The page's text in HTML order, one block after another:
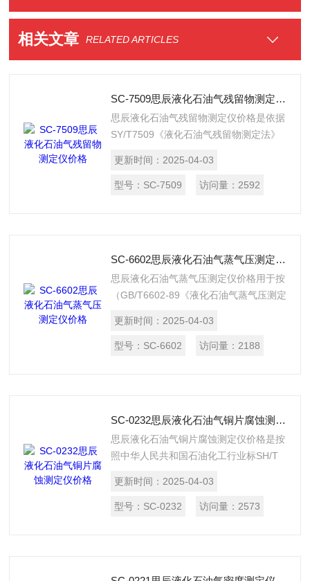
相关文章 RELATED ARTICLES
SC-7509思辰液化石油气残留物测定仪价格
思辰液化石油气残留物测定仪价格是依据
SY/T7509《液化石油气残留物测定法》
化石油气在37.8℃时挥发后残留物的含
量。
更新时间： 2025-04-03
型号： SC-7509 访问量： 2592
SC-6602思辰液化石油气蒸气压测定仪价格
思辰液化石油气蒸气压测定仪价格用于按
（GB/T6602-89《液化石油气蒸气压测定
37.8～70C试验温度下, 液化石油气的蒸
气压（表压）。
更新时间： 2025-04-03
型号： SC-6602 访问量： 2188
SC-0232思辰液化石油气铜片腐蚀测定仪价格
思辰液化石油气铜片腐蚀测定仪价格是按
照中华人民共和国石油化工行业标SH/T
规定的要求设计制造的，适用于测定液化
石油气对铜片的腐蚀。
更新时间： 2025-04-03
型号： SC-0232 访问量： 2573